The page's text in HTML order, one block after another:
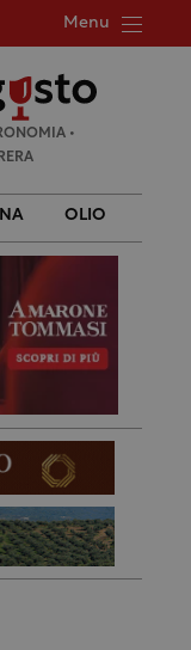
Menu
•
OLIO